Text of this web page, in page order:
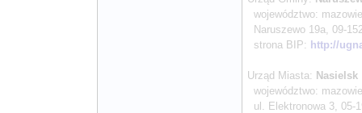
województwo:
Naruszewo 19a, 09-
strona BIP: http://
Urząd Miasta: Nasielsk
województwo:
ul. Elektronowa 3, 05-